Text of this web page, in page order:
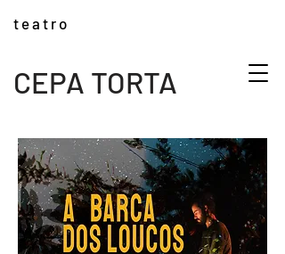
CEPA TORTA
t e a t r o